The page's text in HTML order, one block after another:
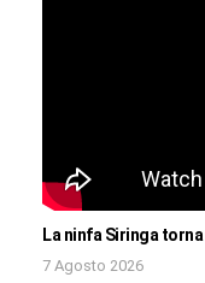
La ninfa Siringa
7 Agosto 2026